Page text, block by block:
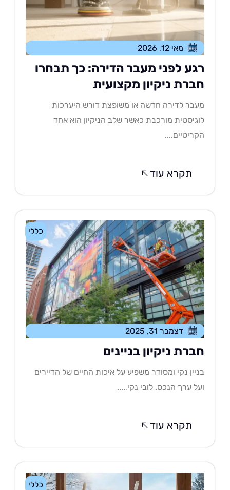
מאי 12, 2026
לפני מעבר הדירה: כך תבחרו
ניקיון מקצועית
לדירה חדשה או משופצת דורש היערכות
מורכבת כאשר שלב הניקיון הוא אחד
תקרא עוד
כללי
דצמבר 31, 2025
ניקיון בניינים
נקי ומסודר משפיע על איכות החיים של הדיירים
ערך הנכס. לובי נקי,....
תקרא עוד
כללי